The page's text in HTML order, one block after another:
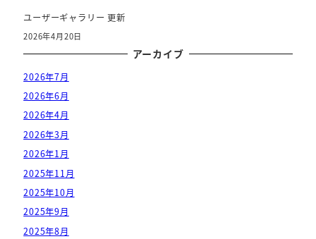
ユーザーギャラリー 更新
2026年4月20日
アーカイブ
2026年7月
2026年6月
2026年4月
2026年3月
2026年1月
2025年11月
2025年10月
2025年9月
2025年8月